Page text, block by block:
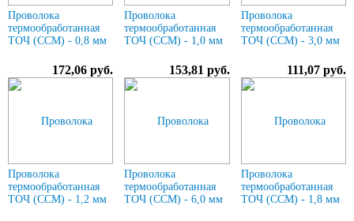
Проволока
термообработанная
ТОЧ (ССМ) - 0,8 мм
172,06 руб.
Проволока
термообработанная
ТОЧ (ССМ) - 1,0 мм
153,81 руб.
Проволока
термообработанная
ТОЧ (ССМ) - 3,0 мм
111,07 руб.
Проволока
термообработанная
ТОЧ (ССМ) - 1,2 мм
Проволока
термообработанная
ТОЧ (ССМ) - 6,0 мм
Проволока
термообработанная
ТОЧ (ССМ) - 1,8 мм